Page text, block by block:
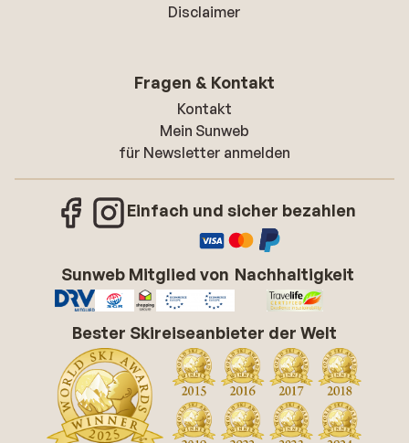
Disclaimer
Fragen & Kontakt
Kontakt
Mein Sunweb
für Newsletter anmelden
Einfach und sicher bezahlen
Sunweb Mitglied von Nachhaltigkeit
Bester Skireiseanbieter der Welt